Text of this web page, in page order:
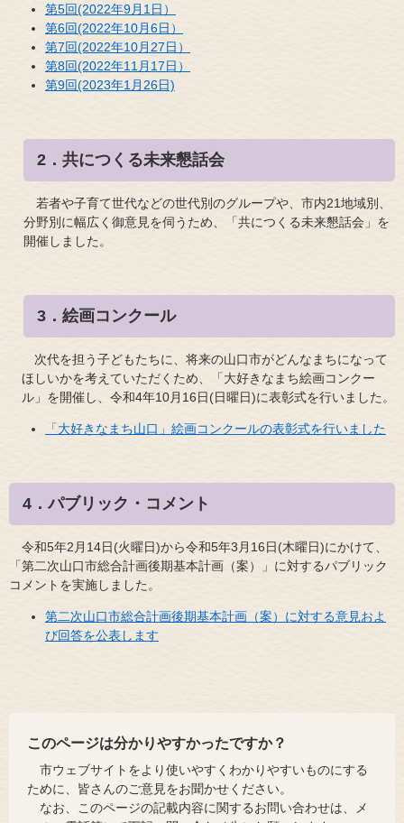
第5回(2022年9月1日）
第6回(2022年10月6日）
第7回(2022年10月27日）
第8回(2022年11月17日）
第9回(2023年1月26日)
2．共につくる未来懇話会
若者や子育て世代などの世代別のグループや、 市内21地域別、
分野別に幅広く御意見を伺うため、「共につくる未来懇話会」を
開催しました。
3．絵画コンクール
次代を担う子どもたちに、将来の山口市がどんなまちになって
ほしいかを考えていただくため、「大好きなまち絵画コンクー
ル」を開催し、令和4年10月16日(日曜日)に表彰式を行いました。
「大好きなまち山口」絵画コンクールの表彰式を行いました
4．パブリック・コメント
令和5年2月14日(火曜日)から令和5年3月16日(木曜日)にかけて、
「第二次山口市総合計画後期基本計画（案）」に対するパブリック
コメントを実施しました。
第二次山口市総合計画後期基本計画（案）に対する意見およ
び回答を公表します
このページは分かりやすかったですか？
市ウェブサイトをより使いやすくわかりやすいものにする
ために、皆さんのご意見をお聞かせください。
なお、このページの記載内容に関するお問い合わせは、メ